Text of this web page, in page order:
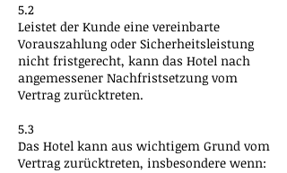
5.2
Leistet der Kunde eine vereinbarte
Vorauszahlung oder Sicherheitsleistung
nicht fristgerecht, kann das Hotel nach
angemessener Nachfristsetzung vom
Vertrag zurücktreten.
5.3
Das Hotel kann aus wichtigem Grund vom
Vertrag zurücktreten, insbesondere wenn: